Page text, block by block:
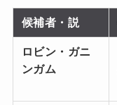
候補者・説
ロビン・ガニ
ンガム